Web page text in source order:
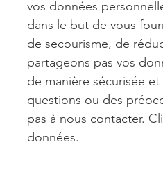
vos données
dans le but de vous
de secourisme, de
partageons pas vos
de manière sécurisée
questions ou des
pas à nous contacter.
données.